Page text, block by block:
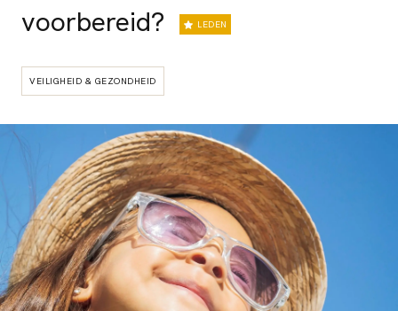
voorbereid?
LEDEN
VEILIGHEID & GEZONDHEID